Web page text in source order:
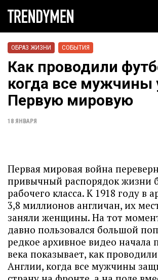
ОБРАЗ ЖИЗНИ СОБЫТИЯ
Как проводили
когда все мужчины
Первую мировую
18 ЯНВАРЯ
Первая мировая война
привычный распорядок жизни
рабочего класса. К 1918 году в
3,8 миллионов англичан, их
заняли женщины. На тот
давно пользовался большой
редкое архивное видео начала
века показывает, как
Англии, когда все мужчины